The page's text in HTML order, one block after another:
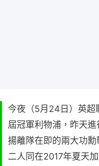
今夜（5月24日）英超
屆冠軍利物浦，昨天
揚離隊在即的兩大功勳
二人同在2017年夏天